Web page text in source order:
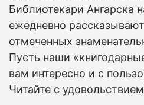
Библиотекари Ангарска
ежедневно
отмеченных
Пусть наши
вам интересно и с
Читайте с